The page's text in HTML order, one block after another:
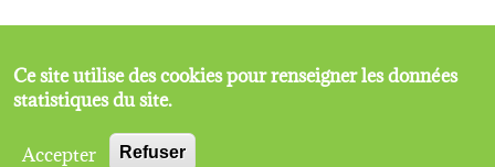
Ce site utilise des cookies pour renseigner les données
statistiques du site.
Accepter
Refuser